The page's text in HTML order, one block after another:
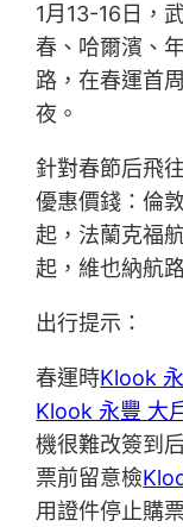
1月13-16日，
春、哈爾濱、
路，在春運首
夜。
針對春節后飛
優惠價錢：倫
起，法蘭克福
起，維也納航
出行提示：
春運時Klook
Klook 永豐 大
機很難改簽到
票前留意檢
用證件停止購